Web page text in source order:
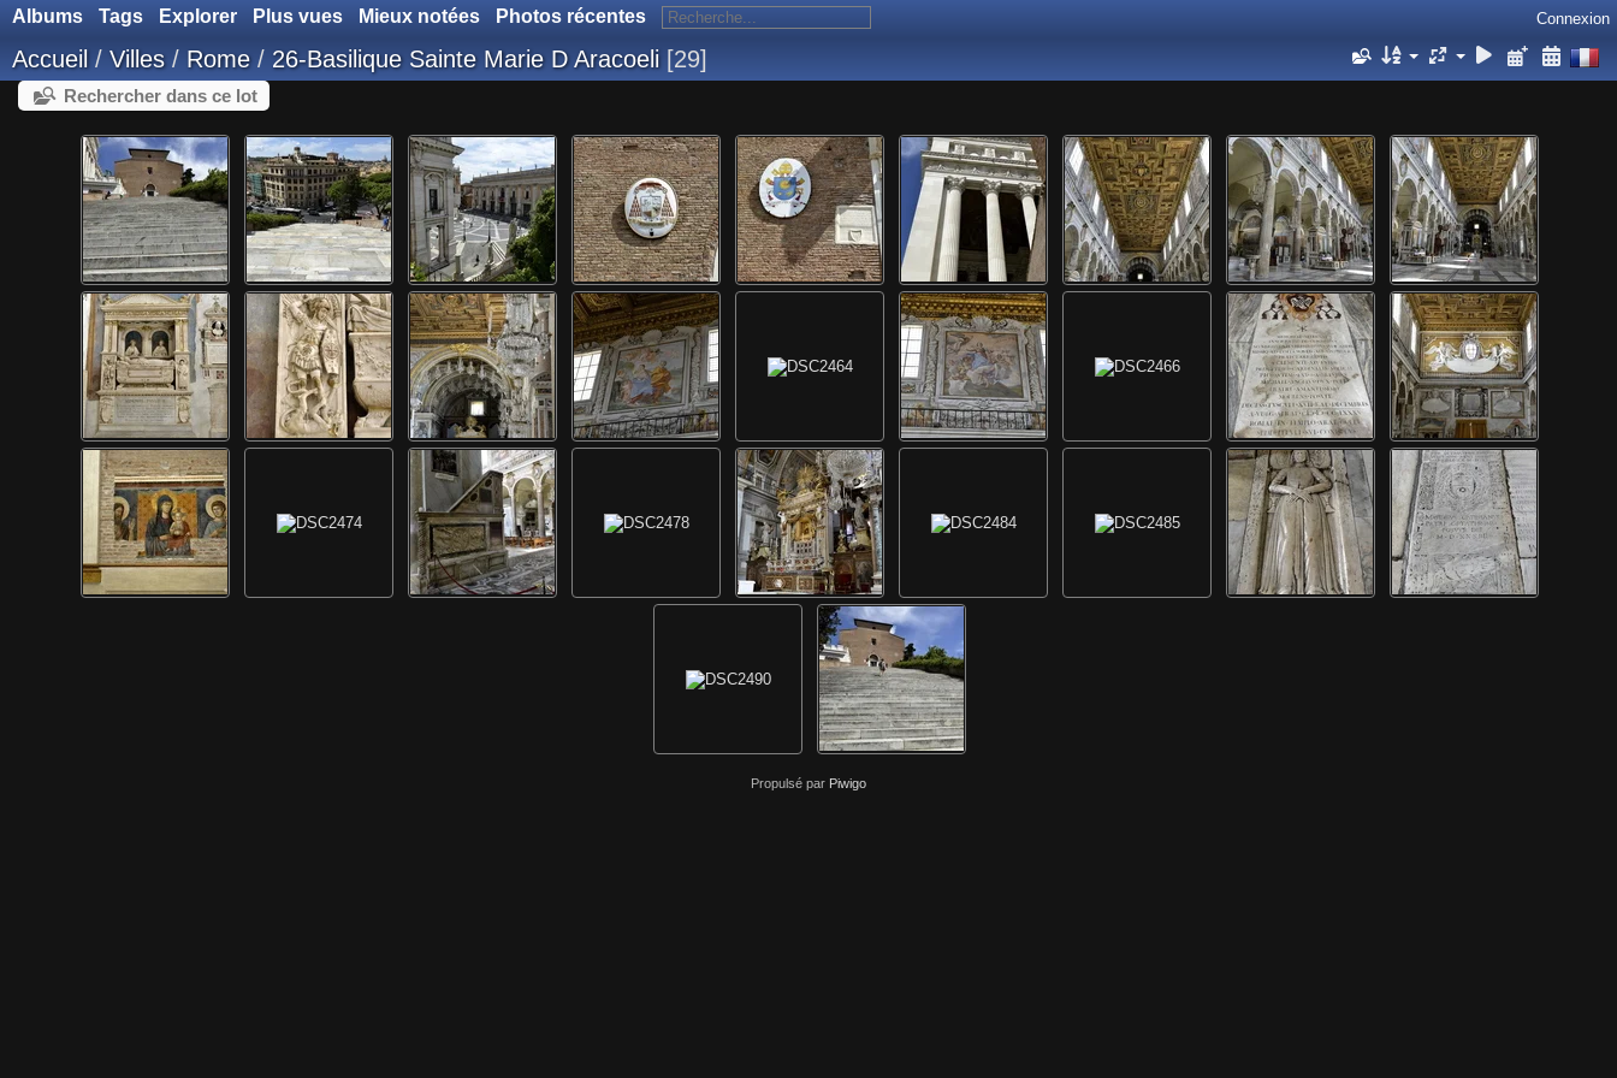
Albums Tags Explorer Plus vues Mieux notées Photos récentes Connexion
Accueil / Villes / Rome / 26-Basilique Sainte Marie D Aracoeli 29
Rechercher dans ce lot
Propulsé par Piwigo